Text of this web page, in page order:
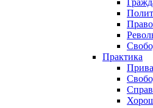
Право
Практика